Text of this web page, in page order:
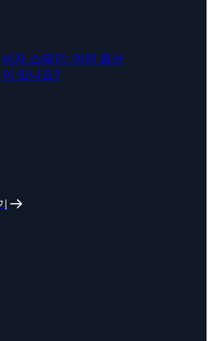
비자 스페인: 어떤 옵션
이 있나요?